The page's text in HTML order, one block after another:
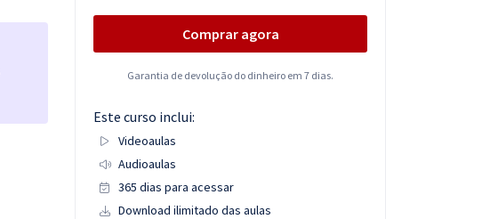
Comprar agora
Garantia de devolução do dinheiro em 7 dias.
Este curso inclui:
Videoaulas
Audioaulas
365 dias para acessar
Download ilimitado das aulas